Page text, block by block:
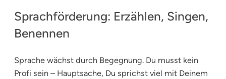
Sprachförderung: Erzählen, Singen,
Benennen
Sprache wächst durch Begegnung. Du musst kein
Profi sein – Hauptsache, Du sprichst viel mit Deinem